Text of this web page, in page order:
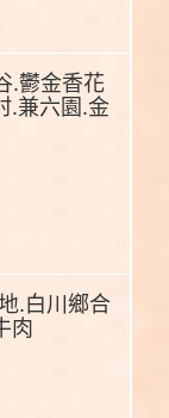
.鬱金香花
.兼六園.金
.白川鄉合
肉